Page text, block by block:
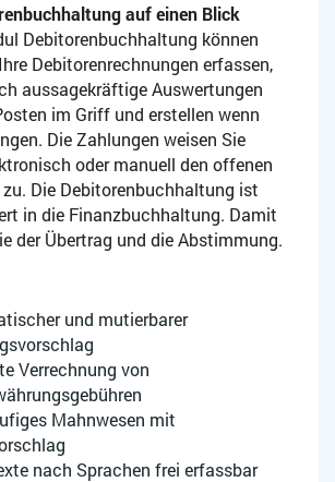
auf einen Blick
Debitorenbuchhaltung können
Debitorenrechnungen erfassen,
aussagekräftige Auswertungen
im Griff und erstellen wenn
Die Zahlungen weisen Sie
oder manuell den offenen
Die Debitorenbuchhaltung ist
in die Finanzbuchhaltung. Damit
der Übertrag und die Abstimmung.
und mutierbarer
Verrechnung von
Mahnwesen mit
nach Sprachen frei erfassbar